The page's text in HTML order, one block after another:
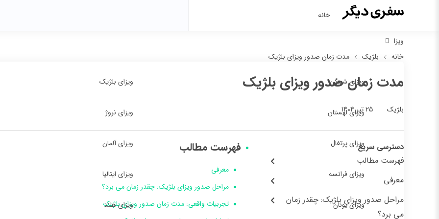
خانه
ویزا
ویزای شینگن ویزای بلژیک
ویزای لهستان ویزای نروژ
ویزای پرتغال ویزای آلمان
ویزای فرانسه ویزای ایتالیا
ویزای یونان ویزای هلند
خانه بلژیک مدت زمان صدور ویزای بلژیک
مدت زمان صدور ویزای بلژیک
بلژیک 25 تیر 1404
دسترسی سریع
فهرست مطالب
معرفی
مراحل صدور ویزای بلژیک: چقدر زمان
می برد؟
فهرست مطالب
معرفی
مراحل صدور ویزای بلژیک: چقدر زمان می برد؟
تجربیات واقعی: مدت زمان صدور ویزای بلژیک